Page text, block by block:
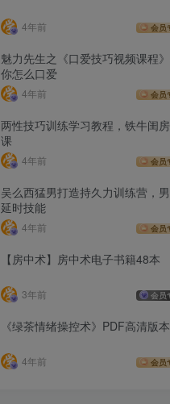
4年前 会员
魅力先生之《口爱技巧视频课程
你怎么口爱
4年前 会员
两性技巧训练学习教程，铁牛闺
课
4年前 会员
吴么西猛男打造持久力训练营，
延时技能
4年前 会员
【房中术】房中术电子书籍48本
3年前 会员
《绿茶情绪操控术》PDF高清版本
4年前 会员